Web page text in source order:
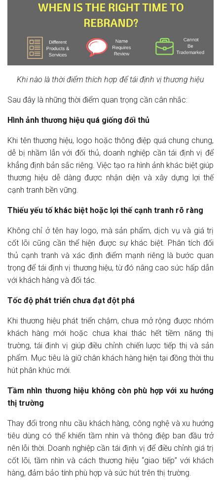
Khi nào là thời điểm thích hợp để tái định vị thương hiệu
Sau đây là những thời điểm quan trọng cần cân nhắc:
Hình ảnh thương hiệu quá giống đối thủ
Khi tên thương hiệu, logo hoặc thông điệp quá chung chung,
dễ bị nhầm lẫn với đối thủ, doanh nghiệp cần tái định vị để
khẳng định bản sắc riêng. Việc tạo ra hình ảnh khác biệt giúp
thương hiệu dễ dàng được nhận diện và xây dựng lợi thế
cạnh tranh bền vững.
Thiếu yếu tố khác biệt hoặc lợi thế cạnh tranh rõ ràng
Không chỉ ở tên hay logo, mà sản phẩm, dịch vụ và giá trị
cốt lõi cũng cần thể hiện được sự khác biệt. Phân tích đối
thủ cạnh tranh và xác định điểm mạnh riêng là bước quan
trọng để tái định vị thương hiệu, từ đó nâng cao sức hấp dẫn
với khách hàng và đối tác.
Tốc độ phát triển chưa đạt đột phá
Khi thương hiệu phát triển chậm, chưa mở rộng được nhóm
khách hàng mới hoặc chưa khai thác hết tiềm năng thị
trường, tái định vị giúp điều chỉnh chiến lược tiếp thị và sản
phẩm. Mục tiêu là giữ chân khách hàng hiện tại đồng thời thu
hút phân khúc mới.
Tầm nhìn thương hiệu không còn phù hợp với xu hướng
thị trường
Thay đổi trong nhu cầu khách hàng, công nghệ và xu hướng
tiêu dùng có thể khiến tầm nhìn và thông điệp ban đầu trở
nên lỗi thời. Doanh nghiệp cần tái định vị để điều chỉnh giá trị
cốt lõi, tầm nhìn và cách thương hiệu “giao tiếp” với khách
hàng, đảm bảo tính phù hợp và sức hút trên thị trường.